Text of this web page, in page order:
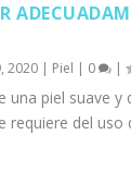
2020 Piel 0 |
una piel suave y
requiere del uso